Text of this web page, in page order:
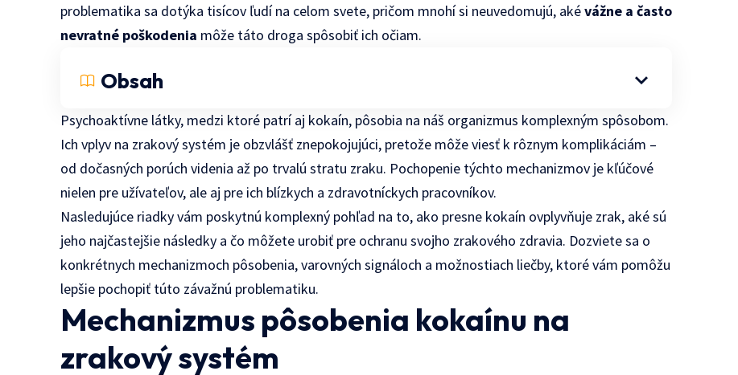
problematika sa dotýka tisícov ľudí na celom svete, pričom mnohí si neuvedomujú, akévážne a často
nevratné poškodenia môže táto droga spôsobiť ich očiam.
Obsah
Psychoaktívne látky, medzi ktoré patrí aj kokaín, pôsobia na náš organizmus komplexným spôsobom.
Ich vplyv na zrakový systém je obzvlášť znepokojujúci, pretože môže viesť k rôznym komplikáciám –
od dočasných porúch videnia až po trvalú stratu zraku. Pochopenie týchto mechanizmov je kľúčové
nielen pre užívateľov, ale aj pre ich blízkych a zdravotníckych pracovníkov.
Nasledujúce riadky vám poskytnú komplexný pohľad na to, ako presne kokaín ovplyvňuje zrak, aké sú
jeho najčastejšie následky a čo môžete urobiť pre ochranu svojho zrakového zdravia. Dozviete sa o
konkrétnych mechanizmoch pôsobenia, varovných signáloch a možnostiach liečby, ktoré vám pomôžu
lepšie pochopiť túto závažnú problematiku.
Mechanizmus pôsobenia kokaínu na
zrakový systém